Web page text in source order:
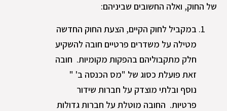
של החוק, ואלה החשובים שביניהם:
במקביל לחוק הקיים, הצעת החוק החדשה
מטילה על משדרים פרטיים חובה להשקיע
חלק מתקבוליהם בהפקות מקומיות. חובה
זאת פועלת כסוג של "מס הכנסה ב' "
נוסף ובלתי מוצדק על חברות שידור
פרטיות. החובה מוטלת על חברות גדולות